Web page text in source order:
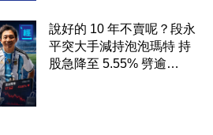
說好的 10 年不賣呢？段永
平突大手減持泡泡瑪特 持
股急降至 5.55% 劈逾